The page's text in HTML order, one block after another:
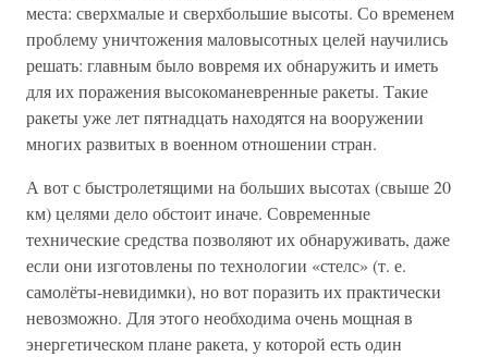
места: сверхмалые и сверхбольшие высоты. Со временем
проблему уничтожения маловысотных целей научились
решать: главным было вовремя их обнаружить и иметь
для их поражения высокоманевренные ракеты. Такие
ракеты уже лет пятнадцать находятся на вооружении
многих развитых в военном отношении стран.
А вот с быстролетящими на больших высотах (свыше 20
км) целями дело обстоит иначе. Современные
технические средства позволяют их обнаруживать, даже
если они изготовлены по технологии «стелс» (т. е.
самолёты-невидимки), но вот поразить их практически
невозможно. Для этого необходима очень мощная в
энергетическом плане ракета, у которой есть один